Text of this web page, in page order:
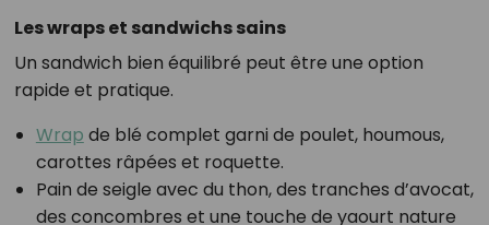
Les wraps et sandwichs sains
Un sandwich bien équilibré peut être une option
rapide et pratique.
Wrap de blé complet garni de poulet, houmous,
carottes râpées et roquette.
Pain de seigle avec du thon, des tranches d’avocat,
des concombres et une touche de yaourt nature